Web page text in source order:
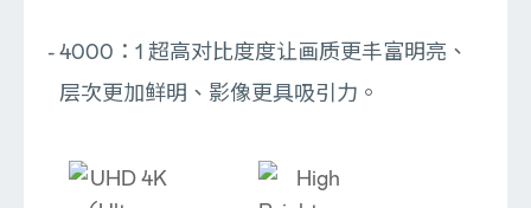
4000：1 超高对比度度让画质更丰富明亮、
层次更加鲜明、影像更具吸引力。